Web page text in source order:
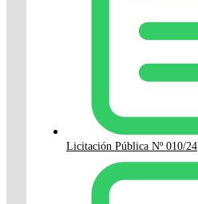
Licitación Pública Nº 010/24